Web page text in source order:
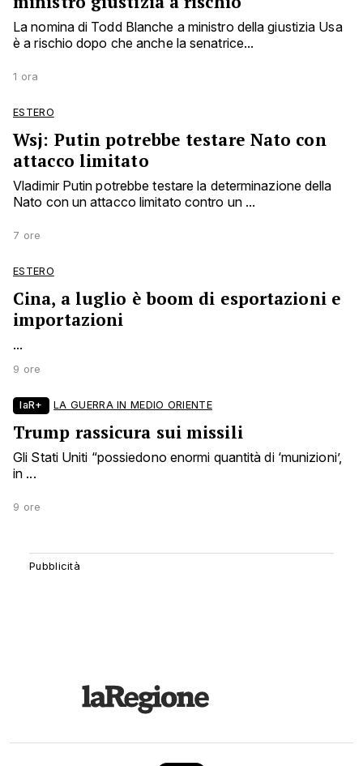
La nomina di Todd Blanche a ministro della giustizia Usa
è a rischio dopo che anche la senatrice...
1 ora
ESTERO
Wsj: Putin potrebbe testare Nato con
attacco limitato
Vladimir Putin potrebbe testare la determinazione della
Nato con un attacco limitato contro un ...
7 ore
ESTERO
Cina, a luglio è boom di esportazioni e
importazioni
...
9 ore
laR+ LA GUERRA IN MEDIO ORIENTE
Trump rassicura sui missili
Gli Stati Uniti “possiedono enormi quantità di ‘munizioni’,
in ...
9 ore